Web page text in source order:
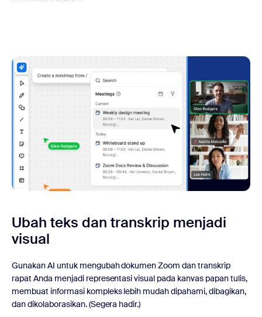
Ubah teks dan transkrip menjadi
visual
Gunakan AI untuk mengubah dokumen Zoom dan transkrip
rapat Anda menjadi representasi visual pada kanvas papan tulis,
membuat informasi kompleks lebih mudah dipahami, dibagikan,
dan dikolaborasikan. (Segera hadir.)